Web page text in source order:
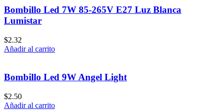
Bombillo Led 7W 85-265V E27 Luz Blanca
Lumistar
$2.32
Añadir al carrito
Bombillo Led 9W Angel Light
$2.50
Añadir al carrito